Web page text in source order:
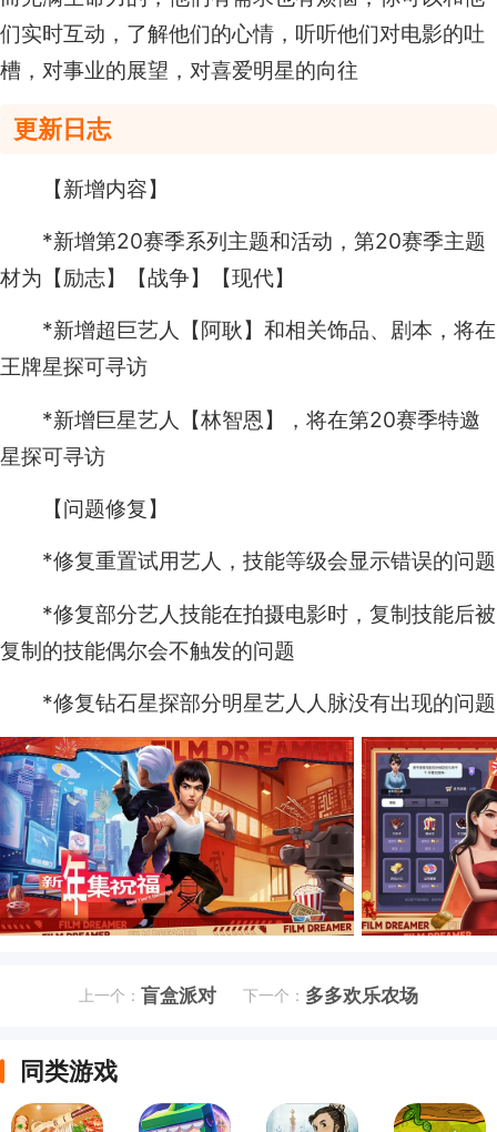
们实时互动，了解他们的心情，听听他们对电影的吐
槽，对事业的展望，对喜爱明星的向往
更新日志
【新增内容】
*新增第20赛季系列主题和活动，第20赛季主题
材为【励志】【战争】【现代】
*新增超巨艺人【阿耿】和相关饰品、剧本，将在
王牌星探可寻访
*新增巨星艺人【林智恩】，将在第20赛季特邀
星探可寻访
【问题修复】
*修复重置试用艺人，技能等级会显示错误的问题
*修复部分艺人技能在拍摄电影时，复制技能后被
复制的技能偶尔会不触发的问题
*修复钻石星探部分明星艺人人脉没有出现的问题
上一个：盲盒派对 下一个： 多多欢乐农场
同类游戏